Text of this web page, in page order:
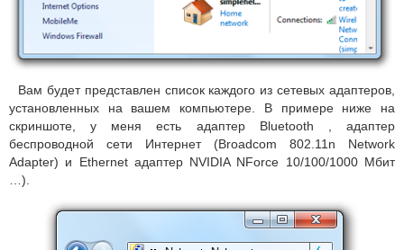
Вам будет представлен список каждого из сетевых адаптеров,
установленных на вашем компьютере. В примере ниже на
скриншоте, у меня есть адаптер Bluetooth , адаптер
беспроводной сети Интернет (Broadcom 802.11n Network
Adapter) и Ethernet адаптер NVIDIA NForce 10/100/1000 Мбит
…).